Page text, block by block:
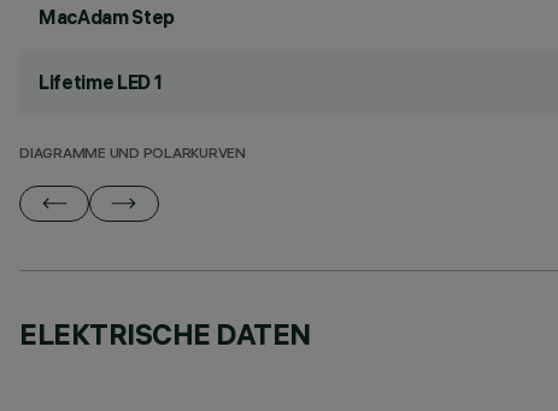
MacAdam Step
Lifetime LED 1
DIAGRAMME UND POLARKURVEN
ELEKTRISCHE DATEN